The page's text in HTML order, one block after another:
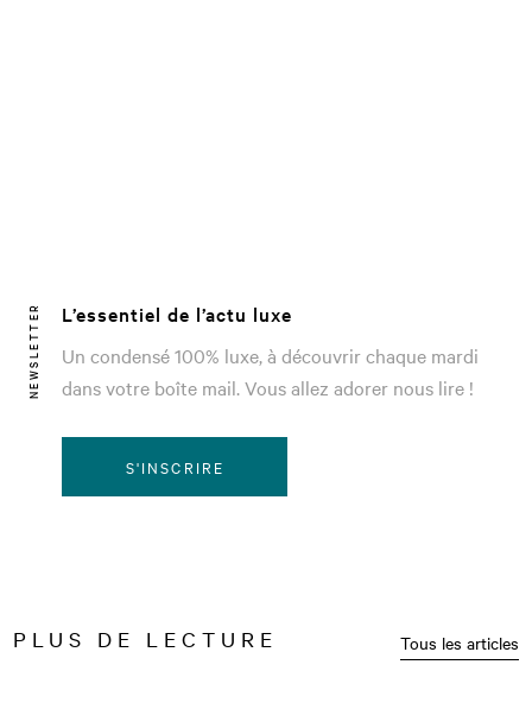
NEWSLETTER
L’essentiel de l’actu luxe
Un condensé 100% luxe, à découvrir chaque mardi
dans votre boîte mail. Vous allez adorer nous lire !
S'INSCRIRE
PLUS DE LECTURE Tous les articles